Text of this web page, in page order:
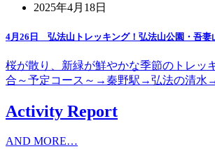
2025年4月18日
4月26日 弘法山トレッキング！弘法山公園・吾妻
桜が散り、新緑が鮮やかな季節のトレッ
合～予定コース～→秦野駅→弘法の清
Activity Report
AND MORE…